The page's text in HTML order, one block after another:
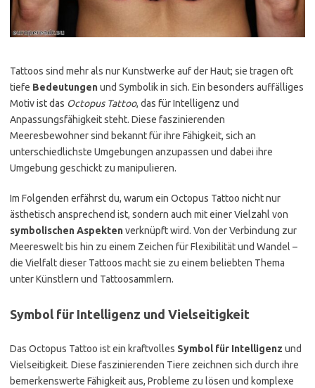
Tattoos sind mehr als nur Kunstwerke auf der Haut; sie tragen oft
tiefe Bedeutungenund Symbolik in sich. Ein besonders auffälliges
Motiv ist das Octopus Tattoo, das für Intelligenz und
Anpassungsfähigkeit steht. Diese faszinierenden
Meeresbewohner sind bekannt für ihre Fähigkeit, sich an
unterschiedlichste Umgebungen anzupassen und dabei ihre
Umgebung geschickt zu manipulieren.
Im Folgenden erfährst du, warum ein Octopus Tattoo nicht nur
ästhetisch ansprechend ist, sondern auch mit einer Vielzahl von
symbolischen Aspektenverknüpft wird. Von der Verbindung zur
Meereswelt bis hin zu einem Zeichen für Flexibilität und Wandel –
die Vielfalt dieser Tattoos macht sie zu einem beliebten Thema
unter Künstlern und Tattoosammlern.
Symbol für Intelligenz und Vielseitigkeit
Das Octopus Tattoo ist ein kraftvolles Symbol für Intelligenz und
Vielseitigkeit. Diese faszinierenden Tiere zeichnen sich durch ihre
bemerkenswerte Fähigkeit aus, Probleme zu lösen und komplexe